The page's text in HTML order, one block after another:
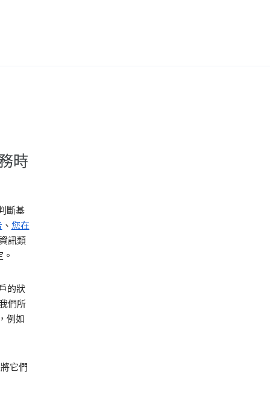
時
斷基
、 您在
訊類
的狀
們所
例如
它們